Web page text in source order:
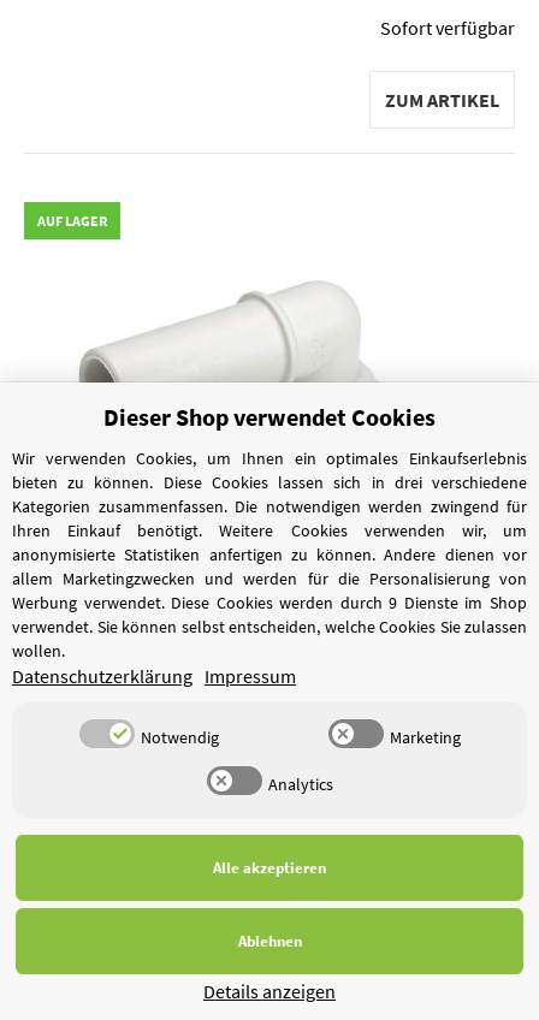
Sofort verfügbar
ZUM ARTIKEL
AUF LAGER
Rohrdurchmesser von 10 bis 22mm
SPV160100
Dieser Shop verwendet Cookies
Wir verwenden Cookies, um Ihnen ein optimales Einkaufserlebnis
bieten zu können. Diese Cookies lassen sich in drei verschiedene
Kategorien zusammenfassen. Die notwendigen werden zwingend für
Ihren Einkauf benötigt. Weitere Cookies verwenden wir, um
anonymisierte Statistiken anfertigen zu können. Andere dienen vor
allem Marketingzwecken und werden für die Personalisierung von
Werbung verwendet. Diese Cookies werden durch 9 Dienste im Shop
verwendet. Sie können selbst entscheiden, welche Cookies Sie zulassen
wollen.
Datenschutzerklärung Impressum
Notwendig Marketing
Analytics
Alle akzeptieren
Ablehnen
Details anzeigen